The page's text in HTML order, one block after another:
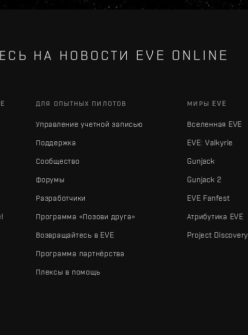
НА НОВОСТИ EVE ONLINE
ДЛЯ ОПЫТНЫХ ПИЛОТОВ
Управление учетной записью
Поддержка
Сообщество
Форумы
Разработчики
Программа «Позови друга»
Возвращайтесь в EVE
Программа партнёрства
Плексы в помощь
МИРЫ EVE
Вселенная EVE
EVE: Valkyrie
Gunjack
Gunjack 2
EVE Fanfest
Атрибутика EVE
Project Discovery